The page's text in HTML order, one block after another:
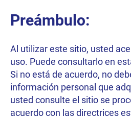
Preámbulo:
Al utilizar este sitio, usted
uso. Puede consultarlo en
Si no está de acuerdo, no
información personal que
usted consulte el sitio se
acuerdo con las directrices